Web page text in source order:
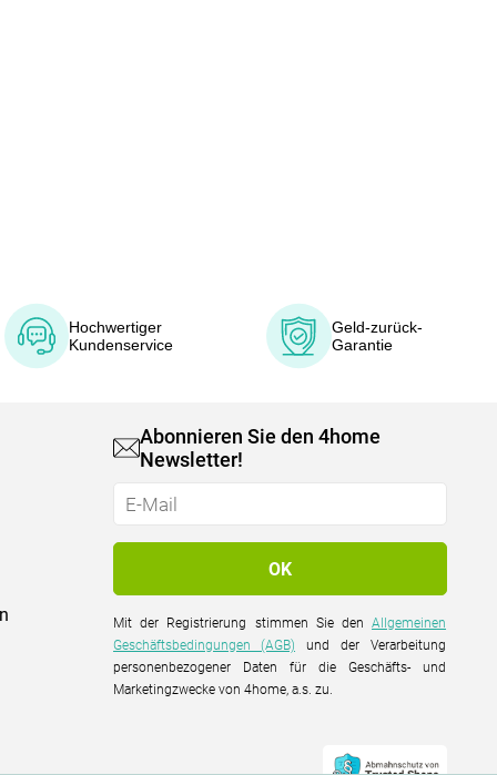
Hochwertiger
Kundenservice
Geld-zurück-
Garantie
Abonnieren Sie den 4home
Newsletter!
Mit der Registrierung stimmen Sie denAllgemeinen
Geschäftsbedingungen (AGB) und der Verarbeitung
personenbezogener Daten für die Geschäfts- und
Marketingzwecke von 4home, a.s. zu.